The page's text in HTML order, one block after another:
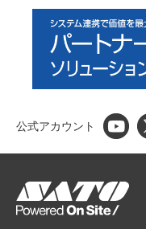
公式アカウント